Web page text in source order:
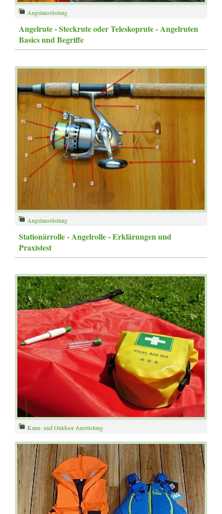
Angelausrüstung
Angelrute - Steckrute oder Teleskoprute - Angelruten
Basics und Begriffe
Angelausrüstung
Stationärrolle - Angelrolle - Erklärungen und
Praxistest
Kanu- und Outdoor Ausrüstung
Erste Hilfe Set / Medipack